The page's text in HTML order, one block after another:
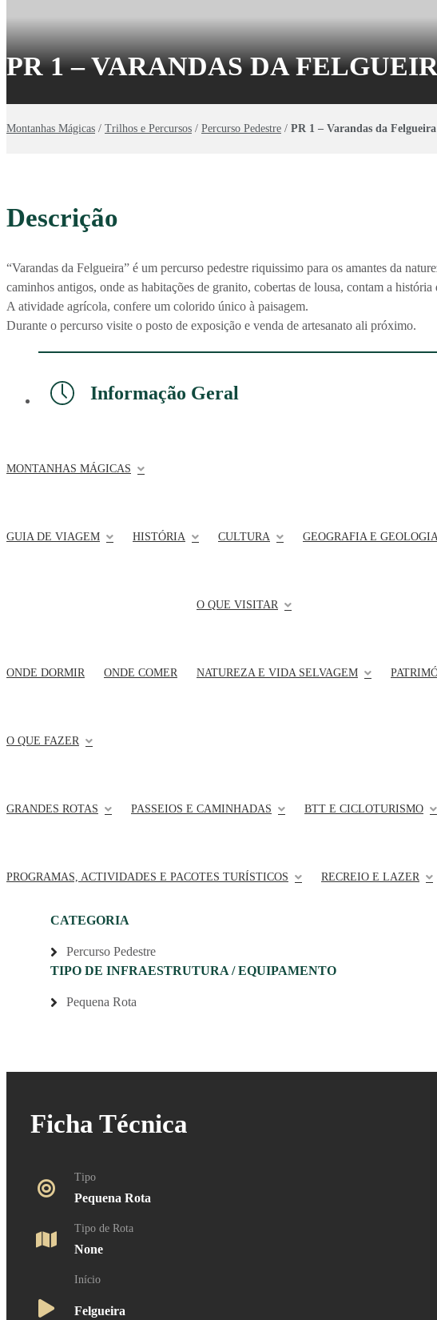
MONTANHAS MÁGICAS
GUIA DE VIAGEM HISTÓRIA CULTURA GEOGRAFIA E
ONDE DORMIR ONDE COMER
O QUE VISITAR
NATUREZA E VIDA SELVAGEM
O QUE FAZER
GRANDES ROTAS PASSEIOS E CAMINHADAS BTT E CICLOTURISMO
PROGRAMAS, ACTIVIDADES E PACOTES TURÍSTICOS RECREIO E LAZER
PR 1 – VARANDAS DA
Montanhas Mágicas / Trilhos e Percursos / Percurso Pedestre / PR 1 – Varandas da Felgueira
Descrição
“Varandas da Felgueira” é um percurso pedestre riquissimo para os amantes da
caminhos antigos, onde as habitações de granito, cobertas de lousa, contam a
A atividade agrícola, confere um colorido único à paisagem.
Durante o percurso visite o posto de exposição e venda de artesanato ali próximo.
Informação Geral
CATEGORIA
Percurso Pedestre
TIPO DE INFRAESTRUTURA / EQUIPAMENTO
Pequena Rota
Ficha Técnica
Tipo
Pequena Rota
Tipo de Rota
None
Início
Felgueira